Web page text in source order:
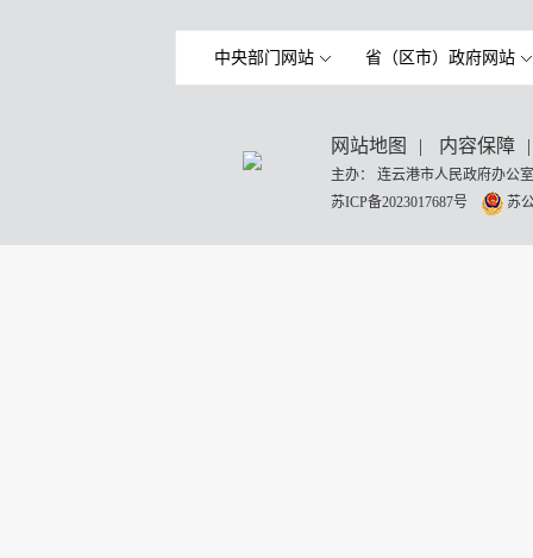
中央部门网站 省（区市）政府网站
网站地图 | 内容保障 |
主办： 连云港市人民政府办
苏ICP备2023017687号
苏